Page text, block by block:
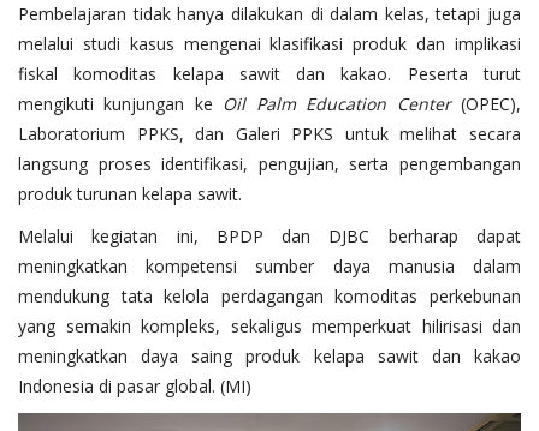
Pembelajaran tidak hanya dilakukan di dalam kelas, tetapi juga
melalui studi kasus mengenai klasifikasi produk dan implikasi
fiskal komoditas kelapa sawit dan kakao. Peserta turut
mengikuti kunjungan ke Oil Palm Education Center(OPEC),
Laboratorium PPKS, dan Galeri PPKS untuk melihat secara
langsung proses identifikasi, pengujian, serta pengembangan
produk turunan kelapa sawit.
Melalui kegiatan ini, BPDP dan DJBC berharap dapat
meningkatkan kompetensi sumber daya manusia dalam
mendukung tata kelola perdagangan komoditas perkebunan
yang semakin kompleks, sekaligus memperkuat hilirisasi dan
meningkatkan daya saing produk kelapa sawit dan kakao
Indonesia di pasar global. (MI)